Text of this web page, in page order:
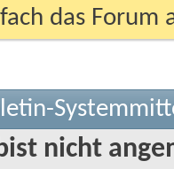
das
nicht